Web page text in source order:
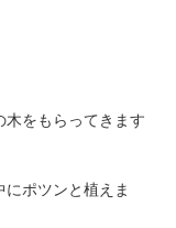
木をもらってきます
ポツンと植えま